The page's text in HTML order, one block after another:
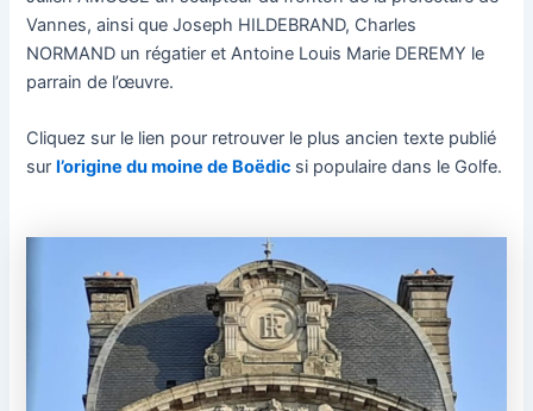
Vannes, ainsi que Joseph HILDEBRAND, Charles
NORMAND un régatier et Antoine Louis Marie DEREMY le
parrain de l’œuvre.
Cliquez sur le lien pour retrouver le plus ancien texte publié
surl’origine du moine de Boëdic si populaire dans le Golfe.